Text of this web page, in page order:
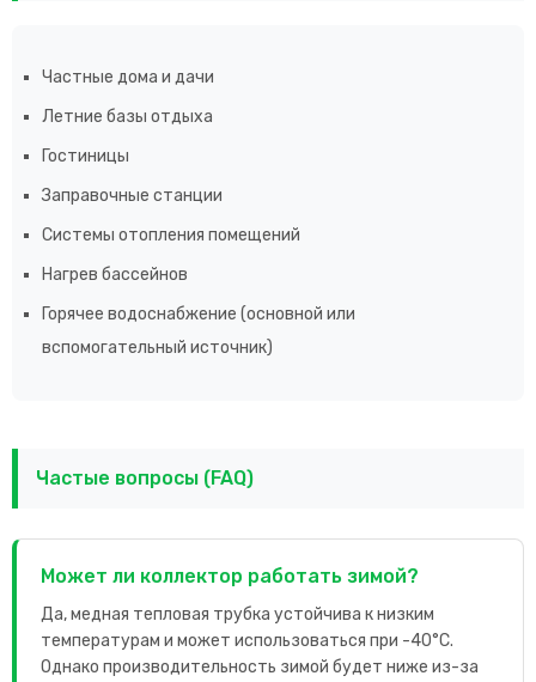
Частные дома и дачи
Летние базы отдыха
Гостиницы
Заправочные станции
Системы отопления помещений
Нагрев бассейнов
Горячее водоснабжение (основной или
вспомогательный источник)
Частые вопросы (FAQ)
Может ли коллектор работать зимой?
Да, медная тепловая трубка устойчива к низким
температурам и может использоваться при -40°C.
Однако производительность зимой будет ниже из-за